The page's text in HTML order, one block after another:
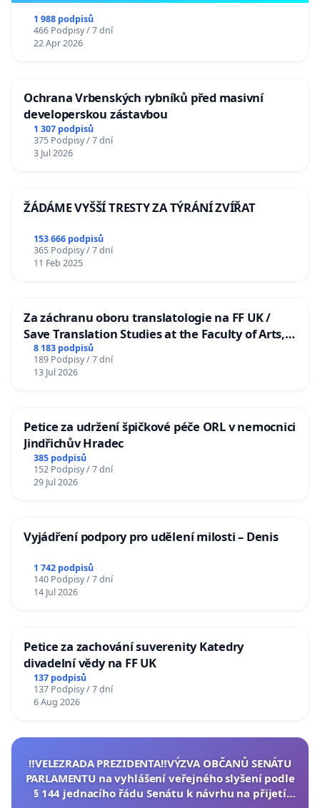
1 988 podpisů
466 Podpisy / 7 dní
22 Apr 2026
Ochrana Vrbenských rybníků před masivní
developerskou zástavbou
1 307 podpisů
375 Podpisy / 7 dní
3 Jul 2026
ŽÁDÁME VYŠŠÍ TRESTY ZA TÝRÁNÍ ZVÍŘAT
153 666 podpisů
365 Podpisy / 7 dní
11 Feb 2025
Za záchranu oboru translatologie na FF UK /
Save Translation Studies at the Faculty of Arts,
Charles University
8 183 podpisů
189 Podpisy / 7 dní
13 Jul 2026
Petice za udržení špičkové péče ORL v nemocnici
Jindřichův Hradec
385 podpisů
152 Podpisy / 7 dní
29 Jul 2026
Vyjádření podpory pro udělení milosti – Denis
1 742 podpisů
140 Podpisy / 7 dní
14 Jul 2026
Petice za zachování suverenity Katedry
divadelní vědy na FF UK
137 podpisů
137 Podpisy / 7 dní
6 Aug 2026
‼️VELEZRADA PREZIDENTA‼️VÝZVA OBČANŮ SENÁTU
PARLAMENTU na vyhlášení veřejného slyšení podle
§ 144 jednacího řádu Senátu k návrhu na přijetí